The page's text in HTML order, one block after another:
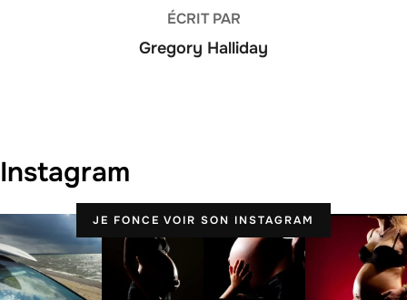
ÉCRIT PAR
Gregory Halliday
Instagram
JE FONCE VOIR SON INSTAGRAM